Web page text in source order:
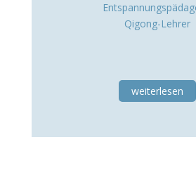
Qigong-Lehrer
weiterlesen